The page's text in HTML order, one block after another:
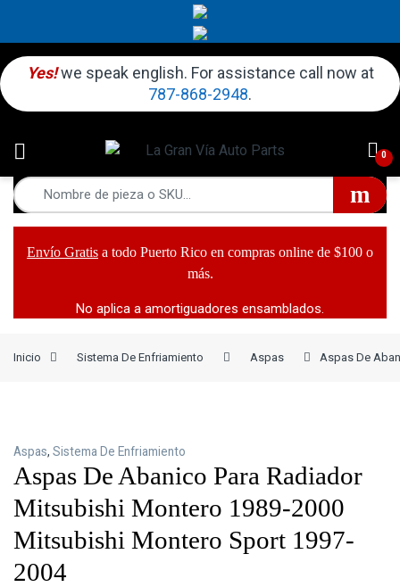
Yes! we speak english. For assistance call now at
787-868-2948.
0
Envío Gratis a todo Puerto Rico en compras online de $100 o
más.
No aplica a amortiguadores ensamblados.
Inicio Sistema De Enfriamiento Aspas Aspas De
Aspas, Sistema De Enfriamiento
Aspas De Abanico Para Radiador
Mitsubishi Montero 1989-2000
Mitsubishi Montero Sport 1997-
2004